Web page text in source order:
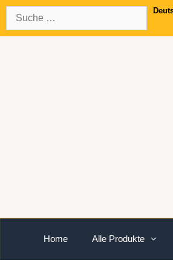
Springe
zum
Inhalt
nach:
Home Alle Produkte